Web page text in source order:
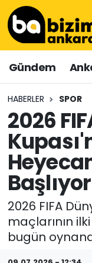
Gündem
HABERLER SPOR
2026
Başlıyor
2026 FIFA
maçlarının
bugün
Hava
Trafik
Süper Lig
Tüm
Son
Haber Arşivi